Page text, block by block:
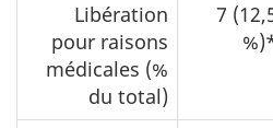
Libération
pour raisons
médicales (%
du total)
7